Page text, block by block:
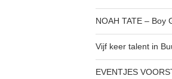
NOAH TATE – Boy
Vijf keer talent in
EVENTJES